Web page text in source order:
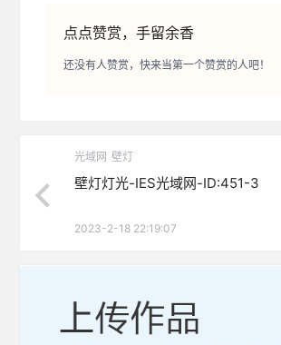
点点赞赏，手留余香
还没有人赞赏，快来当第一个赞赏的人吧！
光域网 壁灯
壁灯灯光-IES光域网-ID:451-3
2023-2-18 22:19:07